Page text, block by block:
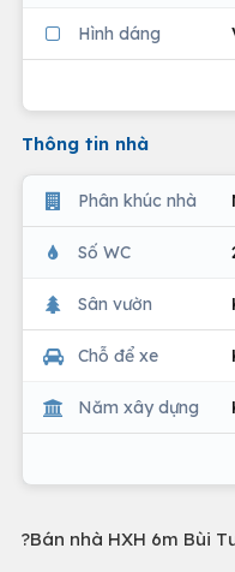
Hình dáng
Thông tin nhà
Phân khúc nhà
Số WC
Sân vườn
Chỗ để xe
Năm xây dựng
?Bán nhà HXH 6m Bùi